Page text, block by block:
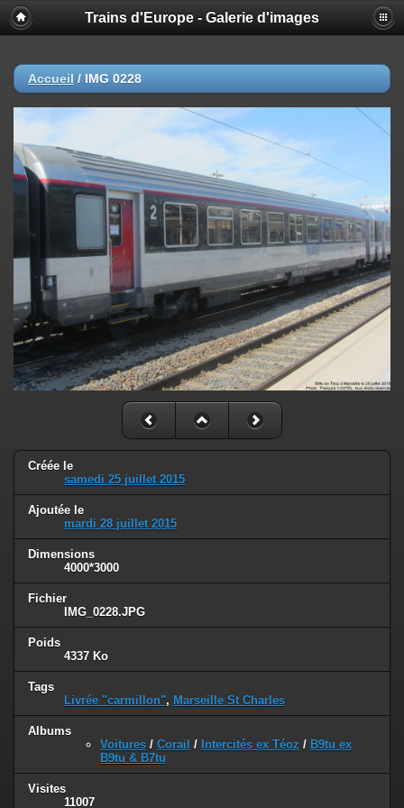
Trains d'Europe - Galerie d'images
Accueil / IMG 0228
Créée le
samedi 25 juillet 2015
Ajoutée le
mardi 28 juillet 2015
Dimensions
4000*3000
Fichier
IMG_0228.JPG
Poids
4337 Ko
Tags
Livrée "carmillon", Marseille St Charles
Albums
Voitures / Corail / Intercités ex Téoz / B9tu ex
B9tu & B7tu
Visites
11007